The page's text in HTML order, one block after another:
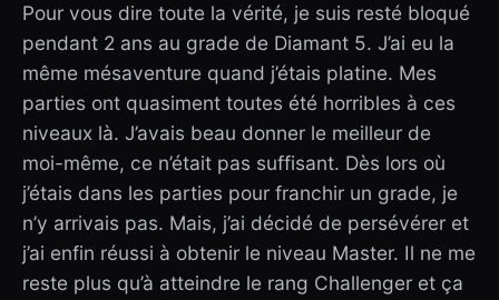
Pour vous dire toute la vérité, je suis resté bloqué
pendant 2 ans au grade de Diamant 5. J’ai eu la
même mésaventure quand j’étais platine. Mes
parties ont quasiment toutes été horribles à ces
niveaux là. J’avais beau donner le meilleur de
moi-même, ce n’était pas suffisant. Dès lors où
j’étais dans les parties pour franchir un grade, je
n’y arrivais pas. Mais, j’ai décidé de persévérer et
j’ai enfin réussi à obtenir le niveau Master. Il ne me
reste plus qu’à atteindre le rang Challenger et ça